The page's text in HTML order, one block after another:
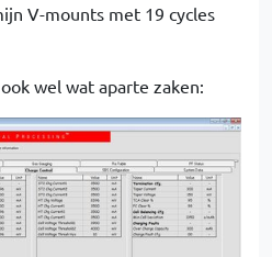
V-mounts met 19 cycles
wel wat aparte zaken: